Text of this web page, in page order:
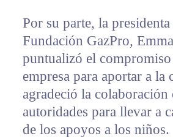
Por su parte, la presidenta
Fundación GazPro,
puntualizó el compromiso
empresa para aportar a la
agradeció la colaboración
autoridades para llevar a
de los apoyos a los niños.